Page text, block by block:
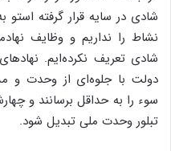
شادی در سایه قرار گرفته
نشاط را نداریم و وظایف
شادی تعریف نکرده‌ایم.
دولت با جلوه‌ای از وحدت و
سوء را به حداقل برسانند و
تبلور وحدت ملی تبدیل شود.